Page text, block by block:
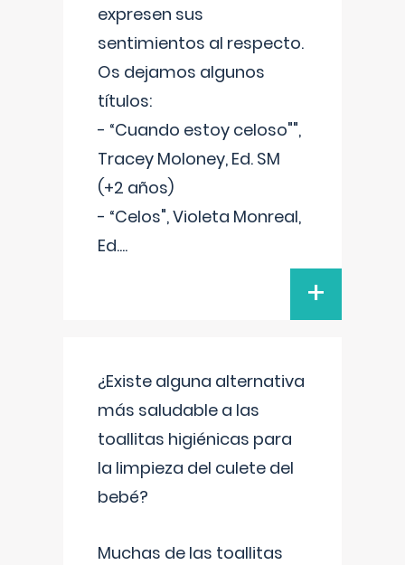
expresen sus
sentimientos al respecto.
Os dejamos algunos
títulos:
- “Cuando estoy celoso"",
Tracey Moloney, Ed. SM
(+2 años)
- “Celos", Violeta Monreal,
Ed....
+
¿Existe alguna alternativa
más saludable a las
toallitas higiénicas para
la limpieza del culete del
bebé?
Muchas de las toallitas